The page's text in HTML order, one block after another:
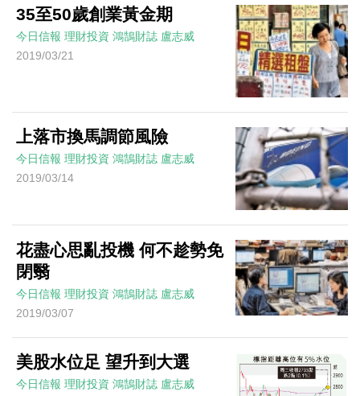
35至50歲創業黃金期
今日信報 理財投資 鴻鵠財誌 盧志威
2019/03/21
上落市換馬調節風險
今日信報 理財投資 鴻鵠財誌 盧志威
2019/03/14
花盡心思亂投機 何不趁勢免
閉翳
今日信報 理財投資 鴻鵠財誌 盧志威
2019/03/07
美股水位足 望升到大選
今日信報 理財投資 鴻鵠財誌 盧志威